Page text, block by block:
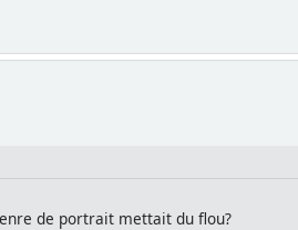
de portrait mettait du flou?